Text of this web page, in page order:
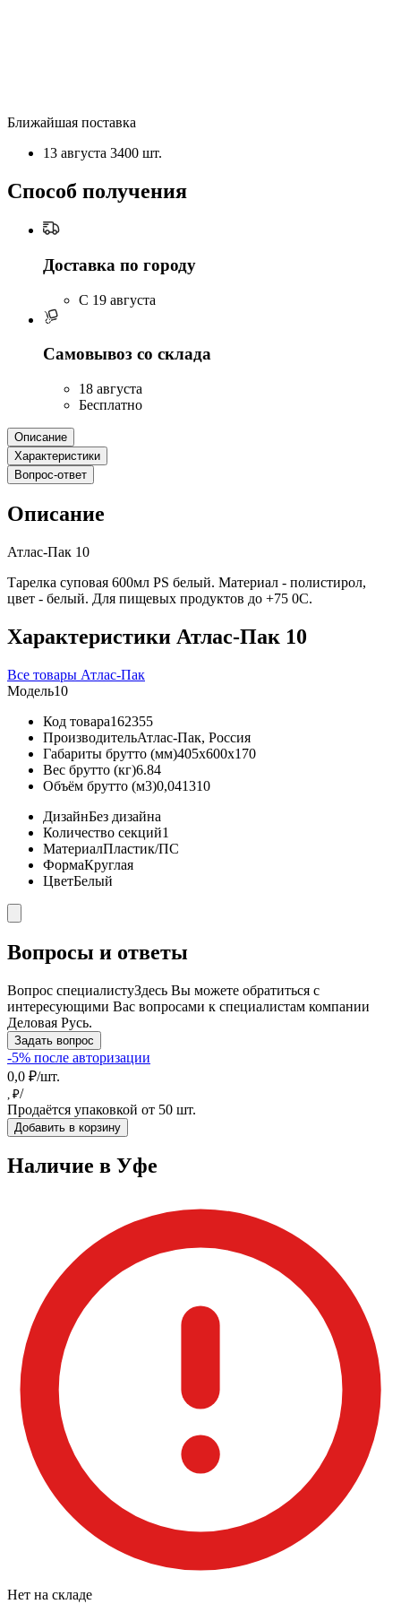
Ближайшая поставка
13 августа 3400 шт.
Способ получения
Доставка по городу
C 19 августа
Самовывоз со склада
18 августа
Бесплатно
Описание
Характеристики
Вопрос-ответ
Описание
Атлас-Пак 10
Тарелка суповая 600мл PS белый. Материал - полистирол,
цвет - белый. Для пищевых продуктов до +75 0С.
Характеристики Атлас-Пак 10
Все товары Атлас-Пак
Модель10
Код товара162355
ПроизводительАтлас-Пак, Россия
Габариты брутто (мм)405x600x170
Вес брутто (кг)6.84
Объём брутто (м3)0,041310
ДизайнБез дизайна
Количество секций1
МатериалПластик/ПС
ФормаКруглая
ЦветБелый
Вопросы и ответы
Вопрос специалистуЗдесь Вы можете обратиться с
интересующими Вас вопросами к специалистам компании
Деловая Русь.
Задать вопрос
-5% после авторизации
0,0 ₽/шт.
, ₽/
Продаётся упаковкой от 50 шт.
Добавить в корзину
Наличие в Уфe
Нет на складе